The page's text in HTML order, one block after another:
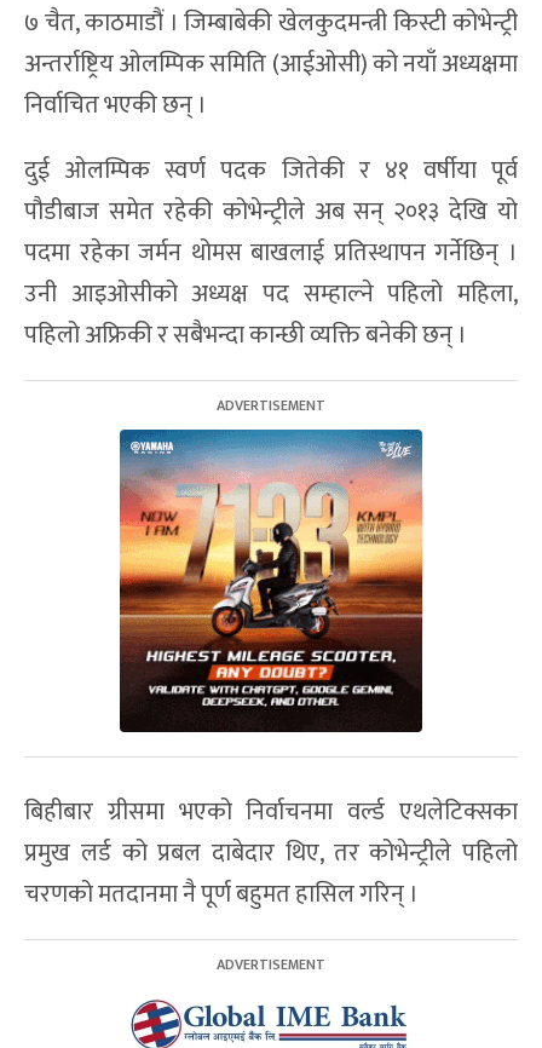
७ चैत, काठमाडौं । जिम्बाबेकी खेलकुदमन्त्री किस्टी कोभेन्ट्री
अन्तर्राष्ट्रिय ओलम्पिक समिति (आईओसी) को नयाँ अध्यक्षमा
निर्वाचित भएकी छन् ।
दुई ओलम्पिक स्वर्ण पदक जितेकी र ४१ वर्षीया पूर्व
पौडीबाज समेत रहेकी कोभेन्ट्रीले अब सन् २०१३ देखि यो
पदमा रहेका जर्मन थोमस बाखलाई प्रतिस्थापन गर्नेछिन् ।
उनी आइओसीको अध्यक्ष पद सम्हाल्ने पहिलो महिला,
पहिलो अफ्रिकी र सबैभन्दा कान्छी व्यक्ति बनेकी छन् ।
बिहीबार ग्रीसमा भएको निर्वाचनमा वर्ल्ड एथलेटिक्सका
प्रमुख लर्ड को प्रबल दाबेदार थिए, तर कोभेन्ट्रीले पहिलो
चरणको मतदानमा नै पूर्ण बहुमत हासिल गरिन् ।